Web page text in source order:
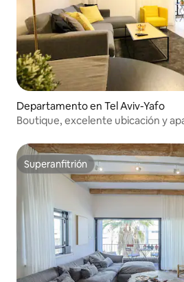
Departamento en Tel Aviv-Yafo
Boutique, excelente ubicación y
Superanfitrión
Superanfitrión